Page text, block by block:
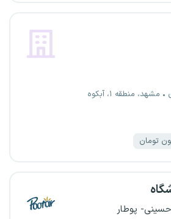
مشهد، منطقه ۱، آبکوه
پوطار